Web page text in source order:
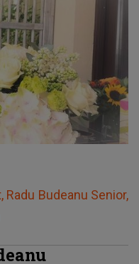
Budeanu Senior,